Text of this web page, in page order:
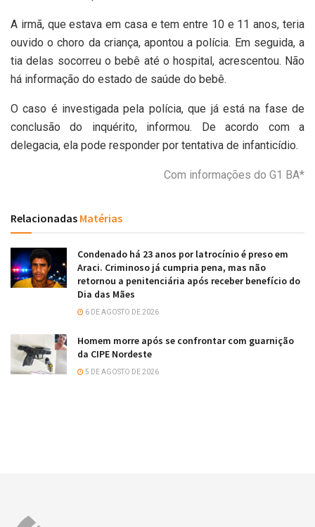
A irmã, que estava em casa e tem entre 10 e 11 anos, teria
ouvido o choro da criança, apontou a polícia. Em seguida, a
tia delas socorreu o bebê até o hospital, acrescentou. Não
há informação do estado de saúde do bebê.
O caso é investigada pela polícia, que já está na fase de
conclusão do inquérito, informou. De acordo com a
delegacia, ela pode responder por tentativa de infanticídio.
Com informações do G1 BA*
Relacionadas Matérias
Condenado há 23 anos por latrocínio é preso em
Araci. Criminoso já cumpria pena, mas não
retornou a penitenciária após receber benefício do
Dia das Mães
6 DE AGOSTO DE 2026
Homem morre após se confrontar com guarnição
da CIPE Nordeste
5 DE AGOSTO DE 2026